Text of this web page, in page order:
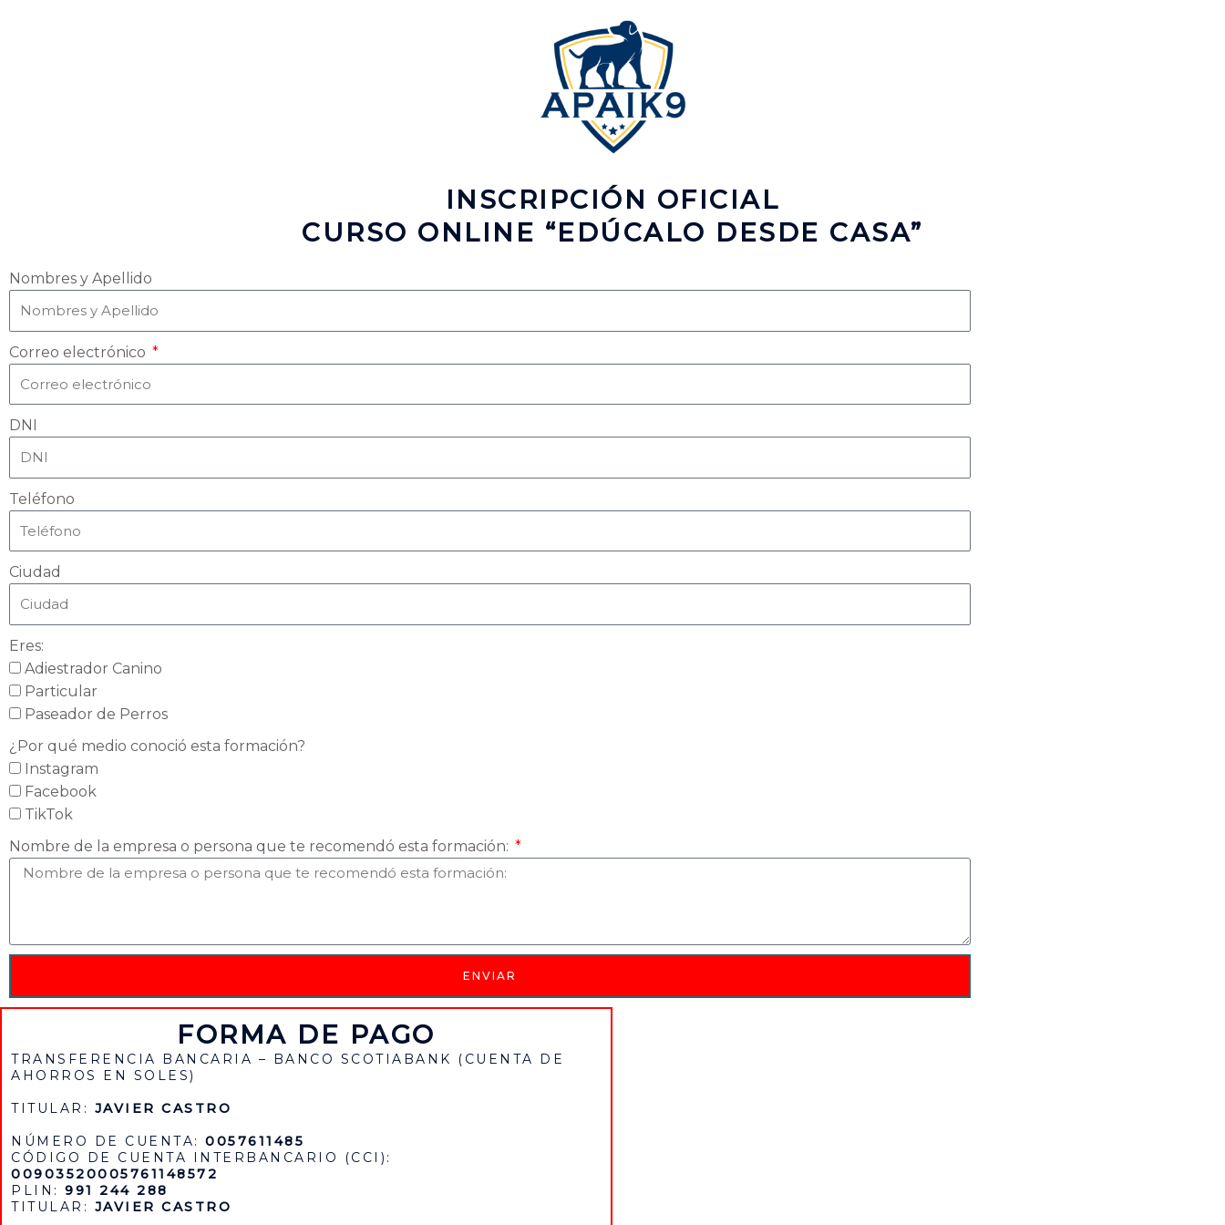
INSCRIPCIÓN OFICIAL
CURSO ONLINE “EDÚCALO DESDE CASA”
Nombres y Apellido
Correo electrónico
DNI
Teléfono
Ciudad
Eres:
Adiestrador Canino
Particular
Paseador de Perros
¿Por qué medio conoció esta formación?
Instagram
Facebook
TikTok
Nombre de la empresa o persona que te recomendó esta formación:
ENVIAR
FORMA DE PAGO
TRANSFERENCIA BANCARIA – BANCO SCOTIABANK (CUENTA DE
AHORROS EN SOLES)
TITULAR: JAVIER CASTRO
NÚMERO DE CUENTA: 0057611485
CÓDIGO DE CUENTA INTERBANCARIO (CCI):
00903520005761148572
PLIN: 991 244 288
TITULAR: JAVIER CASTRO